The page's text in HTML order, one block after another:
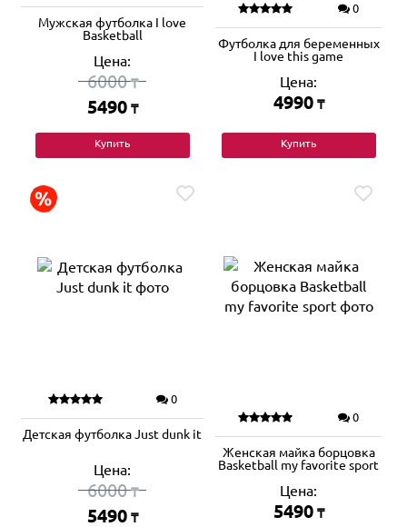
Мужская футболка I love
Basketball
Цена:
6000₸
5490 ₸
Купить
0
Футболка для беременных
I love this game
Цена:
4990 ₸
Купить
0
Детская футболка Just dunk it
Цена:
6000₸
5490 ₸
0
Женская майка борцовка
Basketball my favorite sport
Цена:
5490 ₸